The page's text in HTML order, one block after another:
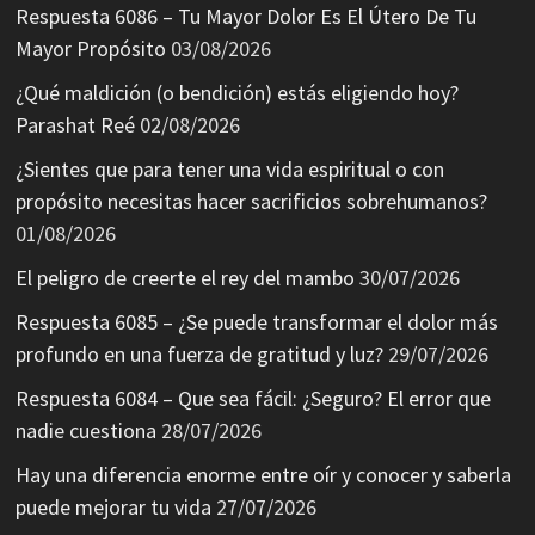
Respuesta 6086 – Tu Mayor Dolor Es El Útero De Tu
Mayor Propósito 03/08/2026
¿Qué maldición (o bendición) estás eligiendo hoy?
Parashat Reé 02/08/2026
¿Sientes que para tener una vida espiritual o con
propósito necesitas hacer sacrificios sobrehumanos?
01/08/2026
El peligro de creerte el rey del mambo 30/07/2026
Respuesta 6085 – ¿Se puede transformar el dolor más
profundo en una fuerza de gratitud y luz? 29/07/2026
Respuesta 6084 – Que sea fácil: ¿Seguro? El error que
nadie cuestiona 28/07/2026
Hay una diferencia enorme entre oír y conocer y saberla
puede mejorar tu vida 27/07/2026